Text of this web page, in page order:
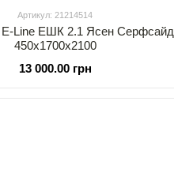
Артикул: 21214514
Line EШК 2.1 Ясен Серфсайд
450x1700x2100
13 000.00 грн